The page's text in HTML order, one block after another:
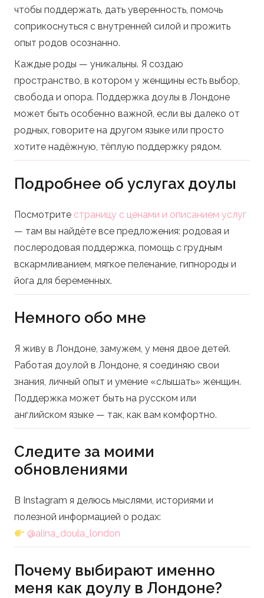
чтобы поддержать, дать уверенность, помочь
соприкоснуться с внутренней силой и прожить
опыт родов осознанно.
Каждые роды — уникальны. Я создаю
пространство, в котором у женщины есть выбор,
свобода и опора. Поддержка доулы в Лондоне
может быть особенно важной, если вы далеко от
родных, говорите на другом языке или просто
хотите надёжную, тёплую поддержку рядом.
Подробнее об услугах доулы
Посмотрите страницу с ценами и описанием услуг
— там вы найдёте все предложения: родовая и
послеродовая поддержка, помощь с грудным
вскармливанием, мягкое пеленание, гипнороды и
йога для беременных.
Немного обо мне
Я живу в Лондоне, замужем, у меня двое детей.
Работая доулой в Лондоне, я соединяю свои
знания, личный опыт и умение «слышать» женщин.
Поддержка может быть на русском или
английском языке — так, как вам комфортно.
Следите за моими
обновлениями
В Instagram я делюсь мыслями, историями и
полезной информацией о родах:
@alina_doula_london
Почему выбирают именно
меня как доулу в Лондоне?